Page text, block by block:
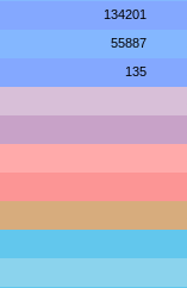
134201
55887
135